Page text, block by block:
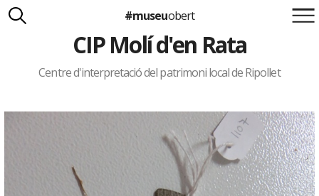
Suma't a la iniciativa
Carlota Royo
Francesca Barcellona
#museuobert
CIP Molí d'en Rata
Centre d'interpretació del patrimoni local de Ripollet